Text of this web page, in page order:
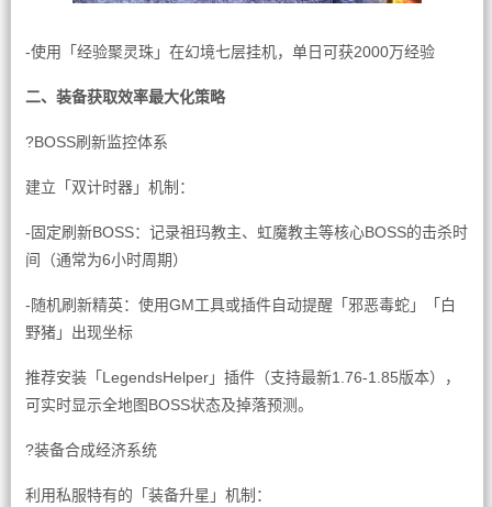
-使用「经验聚灵珠」在幻境七层挂机，单日可获2000万经验
二、装备获取效率最大化策略
?BOSS刷新监控体系
建立「双计时器」机制：
-固定刷新BOSS：记录祖玛教主、虹魔教主等核心BOSS的击杀时
间（通常为6小时周期）
-随机刷新精英：使用GM工具或插件自动提醒「邪恶毒蛇」「白
野猪」出现坐标
推荐安装「LegendsHelper」插件（支持最新1.76-1.85版本），
可实时显示全地图BOSS状态及掉落预测。
?装备合成经济系统
利用私服特有的「装备升星」机制：